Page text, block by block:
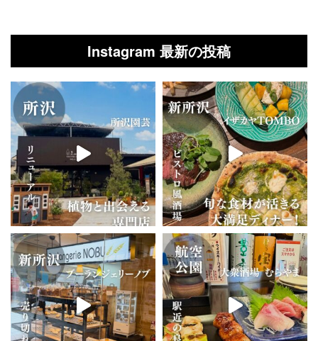
Instagram 最新の投稿